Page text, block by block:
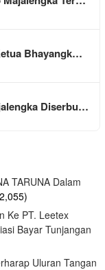
Bhayangk…
Diserbu…
TARUNA Dalam
Ke PT. Leetex
Bayar Tunjangan
Uluran Tangan